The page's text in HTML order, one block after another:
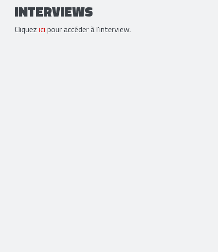
INTERVIEWS
Cliquez ici pour accéder à l'interview.